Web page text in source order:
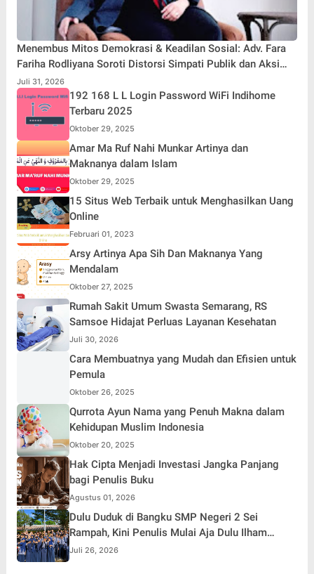
Menembus Mitos Demokrasi & Keadilan Sosial: Adv. Fara
Fariha Rodliyana Soroti Distorsi Simpati Publik dan Aksi
Main Hakim Sendiri
Juli 31, 2026
192 168 L L Login Password WiFi Indihome
Terbaru 2025
Oktober 29, 2025
Amar Ma Ruf Nahi Munkar Artinya dan
Maknanya dalam Islam
Oktober 29, 2025
15 Situs Web Terbaik untuk Menghasilkan Uang
Online
Februari 01, 2023
Arsy Artinya Apa Sih Dan Maknanya Yang
Mendalam
Oktober 27, 2025
Rumah Sakit Umum Swasta Semarang, RS
Samsoe Hidajat Perluas Layanan Kesehatan
Juli 30, 2026
Cara Membuatnya yang Mudah dan Efisien untuk
Pemula
Oktober 26, 2025
Qurrota Ayun Nama yang Penuh Makna dalam
Kehidupan Muslim Indonesia
Oktober 20, 2025
Hak Cipta Menjadi Investasi Jangka Panjang
bagi Penulis Buku
Agustus 01, 2026
Dulu Duduk di Bangku SMP Negeri 2 Sei
Rampah, Kini Penulis Mulai Aja Dulu Ilham
Febryan Kembali sebagai Pemateri untuk
Menginspirasi Generasi Muda
Juli 26, 2026